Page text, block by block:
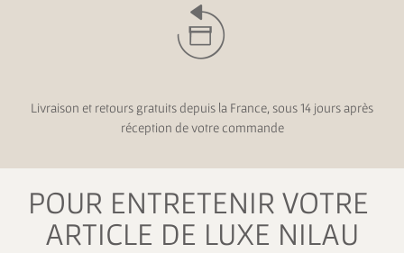
Livraison et retours gratuits depuis la France, sous 14 jours après
réception de votre commande
POUR ENTRETENIR VOTRE
ARTICLE DE LUXE NILAU